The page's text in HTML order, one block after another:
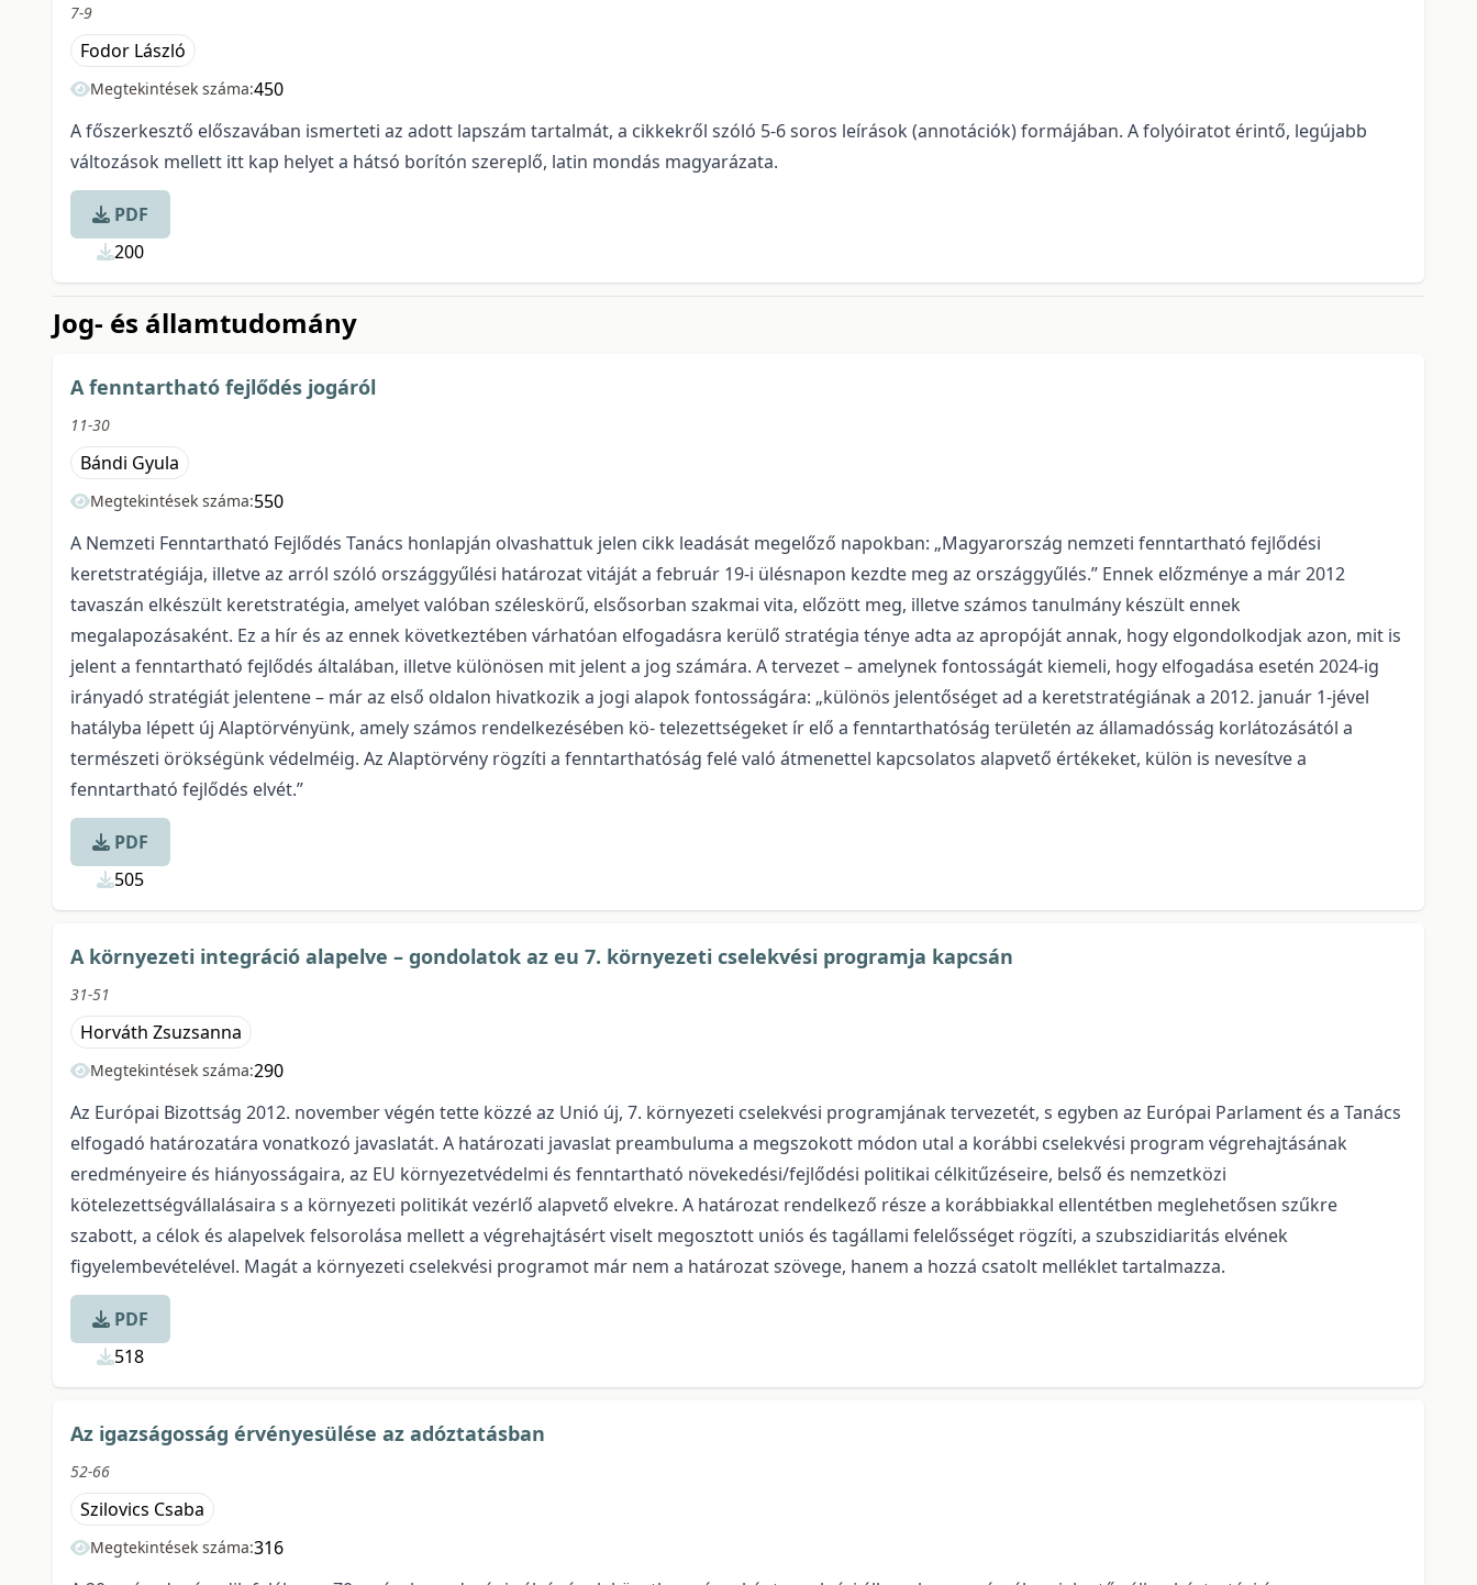
7-9
Fodor László
Megtekintések száma:450
A főszerkesztő előszavában ismerteti az adott lapszám tartalmát, a cikkekről szóló 5-6 soros leírások (annotációk) formájában. A folyóiratot érintő, legújabb
változások mellett itt kap helyet a hátsó borítón szereplő, latin mondás magyarázata.
PDF
200
Jog- és államtudomány
A fenntartható fejlődés jogáról
11-30
Bándi Gyula
Megtekintések száma:550
A Nemzeti Fenntartható Fejlődés Tanács honlapján olvashattuk jelen cikk leadását megelőző napokban: „Magyarország nemzeti fenntartható fejlődési
keretstratégiája, illetve az arról szóló országgyűlési határozat vitáját a február 19-i ülésnapon kezdte meg az országgyűlés.” Ennek előzménye a már 2012
tavaszán elkészült keretstratégia, amelyet valóban széleskörű, elsősorban szakmai vita, előzött meg, illetve számos tanulmány készült ennek
megalapozásaként. Ez a hír és az ennek következtében várhatóan elfogadásra kerülő stratégia ténye adta az apropóját annak, hogy elgondolkodjak azon, mit is
jelent a fenntartható fejlődés általában, illetve különösen mit jelent a jog számára. A tervezet – amelynek fontosságát kiemeli, hogy elfogadása esetén 2024-ig
irányadó stratégiát jelentene – már az első oldalon hivatkozik a jogi alapok fontosságára: „különös jelentőséget ad a keretstratégiának a 2012. január 1-jével
hatályba lépett új Alaptörvényünk, amely számos rendelkezésében kö- telezettségeket ír elő a fenntarthatóság területén az államadósság korlátozásától a
természeti örökségünk védelméig. Az Alaptörvény rögzíti a fenntarthatóság felé való átmenettel kapcsolatos alapvető értékeket, külön is nevesítve a
fenntartható fejlődés elvét.”
PDF
505
A környezeti integráció alapelve – gondolatok az eu 7. környezeti cselekvési programja kapcsán
31-51
Horváth Zsuzsanna
Megtekintések száma:290
Az Európai Bizottság 2012. november végén tette közzé az Unió új, 7. környezeti cselekvési programjának tervezetét, s egyben az Európai Parlament és a Tanács
elfogadó határozatára vonatkozó javaslatát. A határozati javaslat preambuluma a megszokott módon utal a korábbi cselekvési program végrehajtásának
eredményeire és hiányosságaira, az EU környezetvédelmi és fenntartható növekedési/fejlődési politikai célkitűzéseire, belső és nemzetközi
kötelezettségvállalásaira s a környezeti politikát vezérlő alapvető elvekre. A határozat rendelkező része a korábbiakkal ellentétben meglehetősen szűkre
szabott, a célok és alapelvek felsorolása mellett a végrehajtásért viselt megosztott uniós és tagállami felelősséget rögzíti, a szubszidiaritás elvének
figyelembevételével. Magát a környezeti cselekvési programot már nem a határozat szövege, hanem a hozzá csatolt melléklet tartalmazza.
PDF
518
Az igazságosság érvényesülése az adóztatásban
52-66
Szilovics Csaba
Megtekintések száma:316